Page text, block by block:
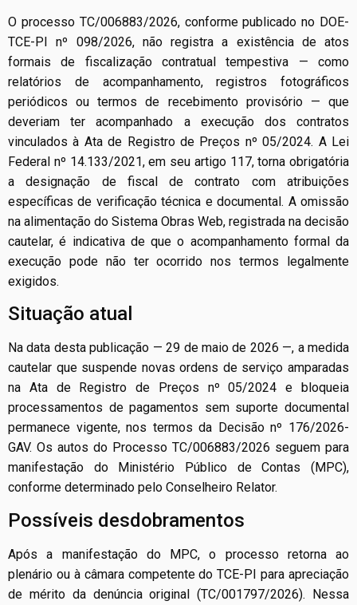
O processo TC/006883/2026, conforme publicado no DOE-
TCE-PI nº 098/2026, não registra a existência de atos
formais de fiscalização contratual tempestiva — como
relatórios de acompanhamento, registros fotográficos
periódicos ou termos de recebimento provisório — que
deveriam ter acompanhado a execução dos contratos
vinculados à Ata de Registro de Preços nº 05/2024. A Lei
Federal nº 14.133/2021, em seu artigo 117, torna obrigatória
a designação de fiscal de contrato com atribuições
específicas de verificação técnica e documental. A omissão
na alimentação do Sistema Obras Web, registrada na decisão
cautelar, é indicativa de que o acompanhamento formal da
execução pode não ter ocorrido nos termos legalmente
exigidos.
Situação atual
Na data desta publicação — 29 de maio de 2026 —, a medida
cautelar que suspende novas ordens de serviço amparadas
na Ata de Registro de Preços nº 05/2024 e bloqueia
processamentos de pagamentos sem suporte documental
permanece vigente, nos termos da Decisão nº 176/2026-
GAV. Os autos do Processo TC/006883/2026 seguem para
manifestação do Ministério Público de Contas (MPC),
conforme determinado pelo Conselheiro Relator.
Possíveis desdobramentos
Após a manifestação do MPC, o processo retorna ao
plenário ou à câmara competente do TCE-PI para apreciação
de mérito da denúncia original (TC/001797/2026). Nessa